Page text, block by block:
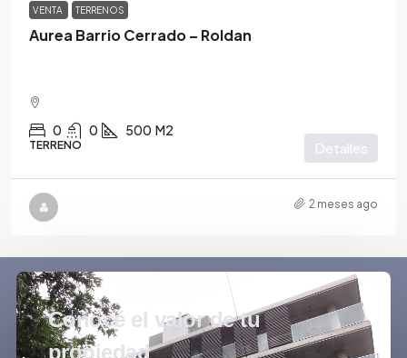
VENTA TERRENOS
Aurea Barrio Cerrado – Roldan
0 0 500 M2
TERRENO Detalles
2 meses ago
Conocé el valor de tu
propiedad